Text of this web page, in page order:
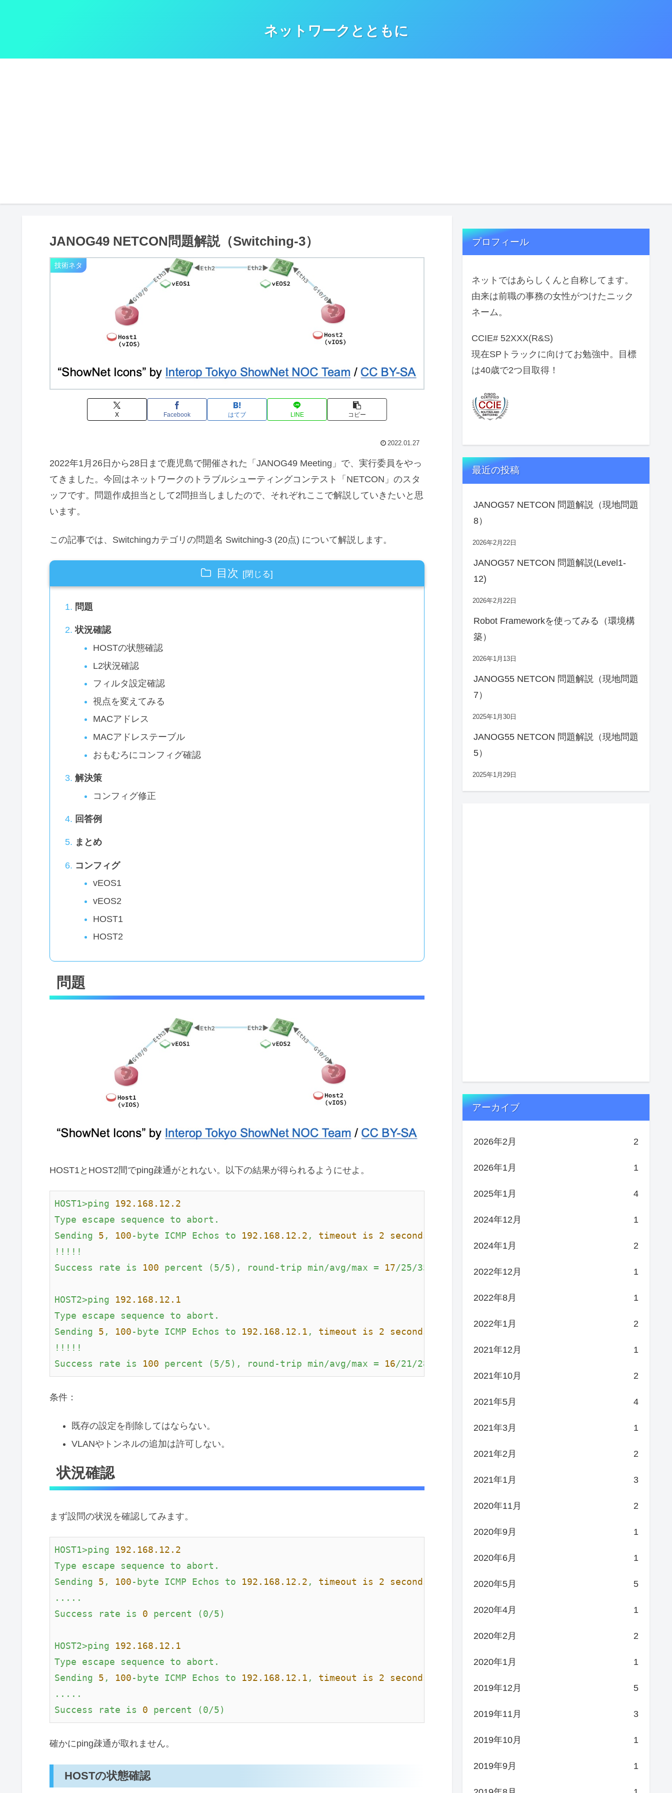
ネットワークとともに
JANOG49 NETCON問題解説（Switching-3）
技術ネタ
X Facebook はてブ LINE コピー
2022.01.27
2022年1月26日から28日まで鹿児島で開催された「JANOG49 Meeting」で、実行委員をやっ
てきました。今回はネットワークのトラブルシューティングコンテスト「NETCON」のスタ
ッフです。問題作成担当として2問担当しましたので、それぞれここで解説していきたいと思
います。
この記事では、Switchingカテゴリの問題名 Switching-3 (20点) について解説します。
目次
問題
状況確認
HOSTの状態確認
L2状況確認
フィルタ設定確認
視点を変えてみる
MACアドレス
MACアドレステーブル
おもむろにコンフィグ確認
解決策
コンフィグ修正
回答例
まとめ
コンフィグ
vEOS1
vEOS2
HOST1
HOST2
問題
HOST1とHOST2間でping疎通がとれない。以下の結果が得られるようにせよ。
HOST1>ping 192.168 .12 .2
Type
escape sequence to
abort.
Sending
5 , 100-byte ICMP Echos to 192.168 .12 .2 ,
timeout is 2 seconds:
!!!!!
Success
rate is 100 percent (5/5), round-trip min/avg/max = 17/25/35
HOST2>ping 192.168 .12 .1
Type
escape sequence to
abort.
Sending
5 , 100-byte ICMP Echos to 192.168 .12 .1 ,
timeout is 2 seconds:
!!!!!
Success
rate is 100 percent (5/5), round-trip min/avg/max = 16/21/28
条件：
既存の設定を削除してはならない。
VLANやトンネルの追加は許可しない。
状況確認
まず設問の状況を確認してみます。
HOST1>ping 192.168 .12 .2
Type
escape sequence to
abort.
Sending
5 , 100-byte ICMP Echos to 192.168 .12 .2 ,
timeout is 2 seconds:
.....
Success
rate is 0 percent (0/5)
HOST2>ping 192.168 .12 .1
Type
escape sequence to
abort.
Sending
5 , 100-byte ICMP Echos to 192.168 .12 .1 ,
timeout is 2 seconds:
.....
Success
rate is 0 percent (0/5)
確かにping疎通が取れません。
HOSTの状態確認
プロフィール
ネットではあらしくんと自称してます。
由来は前職の事務の女性がつけたニック
ネーム。
CCIE# 52XXX(R&S)
現在SPトラックに向けてお勉強中。目標
は40歳で2つ目取得！
最近の投稿
JANOG57 NETCON 問題解説（現地問題
8）
2026年2月22日
JANOG57 NETCON 問題解説(Level1-
12)
2026年2月22日
Robot Frameworkを使ってみる（環境構
築）
2026年1月13日
JANOG55 NETCON 問題解説（現地問題
7）
2025年1月30日
JANOG55 NETCON 問題解説（現地問題
5）
2025年1月29日
アーカイブ
2026年2月 2
2026年1月 1
2025年1月 4
2024年12月 1
2024年1月 2
2022年12月 1
2022年8月 1
2022年1月 2
2021年12月 1
2021年10月 2
2021年5月 4
2021年3月 1
2021年2月 2
2021年1月 3
2020年11月 2
2020年9月 1
2020年6月 1
2020年5月 5
2020年4月 1
2020年2月 2
2020年1月 1
2019年12月 5
2019年11月 3
2019年10月 1
2019年9月 1